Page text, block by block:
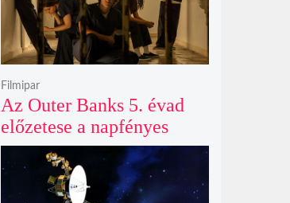
Az Outer Banks 5. évad
előzetese a napfényes
kalandok helyett
kíméletlen
bosszúhadjáratot ígér
Filmipar